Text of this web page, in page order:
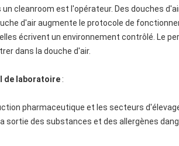
cleanroom est l'opérateur. Des douches
d'air augmente le protocole de
écrivent un environnement contrôlé. Le
dans la douche d'air.
de laboratoire :
pharmaceutique et les secteurs
sortie des substances et des allergènes